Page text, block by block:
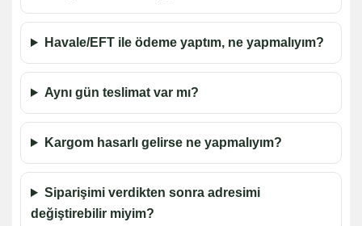
Havale/EFT ile ödeme yaptım, ne yapmalıyım?
Aynı gün teslimat var mı?
Kargom hasarlı gelirse ne yapmalıyım?
Siparişimi verdikten sonra adresimi
değiştirebilir miyim?